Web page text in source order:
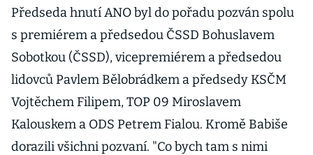
Předseda hnutí ANO byl do pořadu pozván spolu
s premiérem a předsedou ČSSD Bohuslavem
Sobotkou (ČSSD), vicepremiérem a předsedou
lidovců Pavlem Bělobrádkem a předsedy KSČM
Vojtěchem Filipem, TOP 09 Miroslavem
Kalouskem a ODS Petrem Fialou. Kromě Babiše
dorazili všichni pozvaní. "Co bych tam s nimi